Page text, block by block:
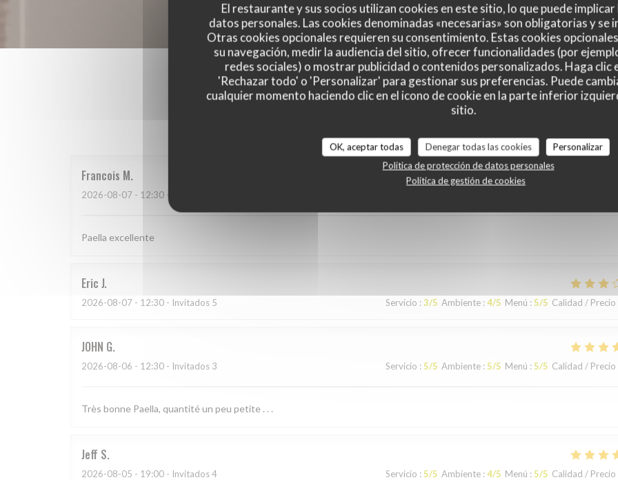
El restaurante y sus socios utilizan cookies en este sitio, lo que puede
datos personales. Las cookies denominadas «necesarias» son obligatorias y se
Otras cookies opcionales requieren su consentimiento. Estas cookies
su navegación, medir la audiencia del sitio, ofrecer funcionalidades (por
redes sociales) o mostrar publicidad o contenidos personalizados. Haga clic
'Rechazar todo' o 'Personalizar' para gestionar sus preferencias. Puede
cualquier momento haciendo clic en el icono de cookie en la parte inferior
sitio.
OK, aceptar todas Denegar todas las cookies
Personalizar
Política de protección de datos personales
Política de gestión de cookies
Las opiniones de nuestros clientes
Francois M
2026-08-07 - 12:30 - Invitados 2
Paella excellente
Eric J
2026-08-07 - 12:30 - Invitados 5 Servicio : 3/5 Ambiente : 4/5 Menú : 5/5 Calidad / Precio
JOHN G
2026-08-06 - 12:30 - Invitados 3 Servicio : 5/5 Ambiente : 5/5 Menú : 5/5 Calidad / Precio
Très bonne Paella, quantité un peu petite . . .
Jeff S
2026-08-05 - 19:00 - Invitados 4 Servicio : 5/5 Ambiente : 4/5 Menú : 5/5 Calidad / Precio